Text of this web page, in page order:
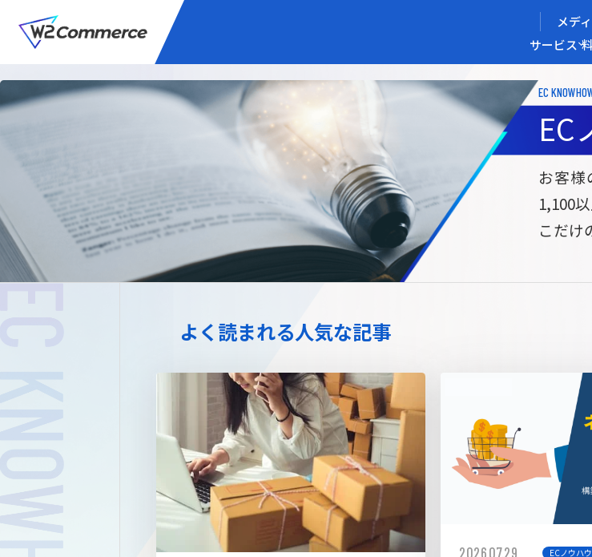
メデ
サービス
メディアコマースを実
サービス
BtoC向けECサイト構築
W2Commerce
Unified
サブスク/定期通販ECサ
Commerce
拡張プラグイン一覧 AIカスタマ
メディアコマースとは 選ばれる理
お役
EC
EC
お客様
1,100
こだけ
よく読まれる人気な記事
2026.07.29 ECノウハウ